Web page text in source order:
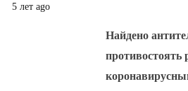
5 лет ago
Найдено
противостоять